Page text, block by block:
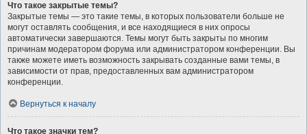
Что такое закрытые темы?
Закрытые темы — это такие темы, в которых пользователи больше не
могут оставлять сообщения, и все находящиеся в них опросы
автоматически завершаются. Темы могут быть закрыты по многим
причинам модератором форума или администратором конференции. Вы
также можете иметь возможность закрывать созданные вами темы, в
зависимости от прав, предоставленных вам администратором
конференции.
Вернуться к началу
Что такое значки тем?